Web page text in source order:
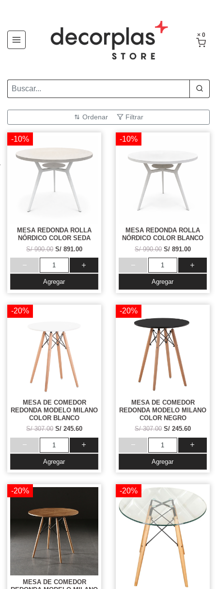
× 0
Ordenar Filtrar
-10%
MESA REDONDA ROLLA
NÓRDICO COLOR SEDA
S/ 990.00 S/ 891.00
Agregar
-10%
MESA REDONDA ROLLA
NÓRDICO COLOR BLANCO
S/ 990.00 S/ 891.00
Agregar
-20%
MESA DE COMEDOR
REDONDA MODELO MILANO
COLOR BLANCO
S/ 307.00 S/ 245.60
Agregar
-20%
MESA DE COMEDOR
REDONDA MODELO MILANO
COLOR NEGRO
S/ 307.00 S/ 245.60
Agregar
-20%
MESA DE COMEDOR
-20%